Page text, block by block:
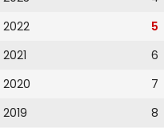
2022
2021
2020
2019
5
6
7
8